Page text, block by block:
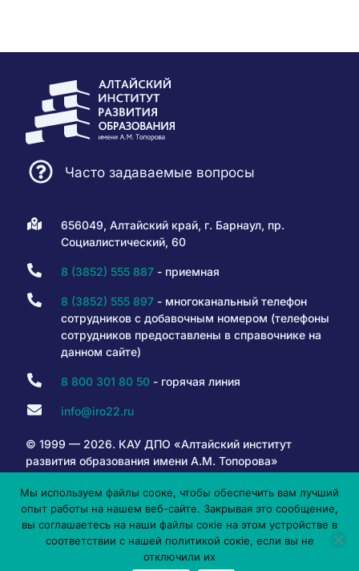
Часто задаваемые вопросы
656049, Алтайский край, г. Барнаул, пр.
Социалистический, 60
8 (3852) 555 887- приемная
8 (3852) 555 897- многоканальный телефон
сотрудников с добавочным номером (телефоны
сотрудников предоставлены в справочнике на
данном сайте)
8 800 301 80 50- горячая линия
info@iro22.ru
© 1999 — 2026. КАУ ДПО «Алтайский институт
развития образования имени А.М. Топорова»
6+
Мы используем файлы сооке, чтобы обеспечить вам лучший
опыт работы на нашем веб-сайте. Закрывая это сообщение,
вы соглашаетесь на наши файлы сокіе на этом устройстве в
соответствии с нашей политикой сокіе, если вы не
отключили их